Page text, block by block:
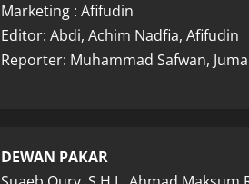
Marketing : Afifudin
Editor: Abdi, Achim Nadfia, Afifudin
Reporter: Muhammad Safwan,
DEWAN PAKAR